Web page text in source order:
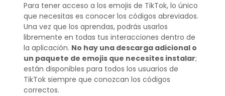
Para tener acceso a los emojis de TikTok, lo único
que necesitas es conocer los códigos abreviados.
Una vez que los aprendas, podrás usarlos
libremente en todas tus interacciones dentro de
la aplicación. No hay una descarga adicional o
un paquete de emojis que necesites instalar;
están disponibles para todos los usuarios de
TikTok siempre que conozcan los códigos
correctos.